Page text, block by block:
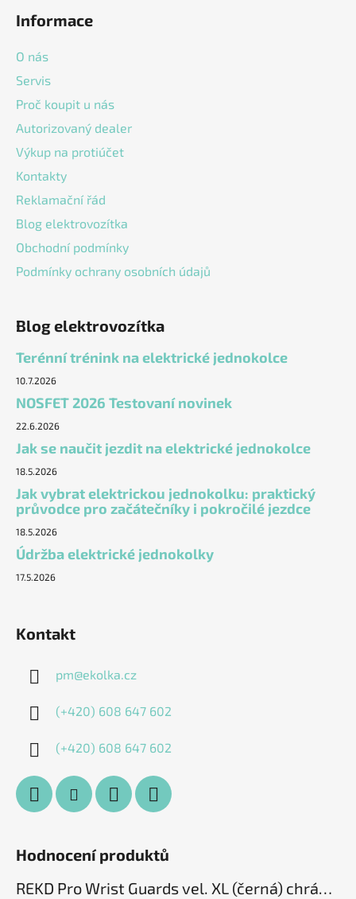
Informace
O nás
Servis
Proč koupit u nás
Autorizovaný dealer
Výkup na protiúčet
Kontakty
Reklamační řád
Blog elektrovozítka
Obchodní podmínky
Podmínky ochrany osobních údajů
Blog elektrovozítka
Terénní trénink na elektrické jednokolce
10.7.2026
NOSFET 2026 Testovaní novinek
22.6.2026
Jak se naučit jezdit na elektrické jednokolce
18.5.2026
Jak vybrat elektrickou jednokolku: praktický
průvodce pro začátečníky i pokročilé jezdce
18.5.2026
Údržba elektrické jednokolky
17.5.2026
Kontakt
pm@ekolka.cz
(+420) 608 647 602
(+420) 608 647 602
Hodnocení produktů
REKD Pro Wrist Guards vel. XL (černá) chrániče zápěstí